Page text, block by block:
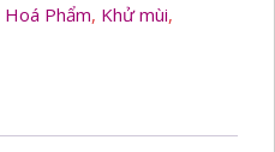
Hoá Phẩm, Khử mùi,